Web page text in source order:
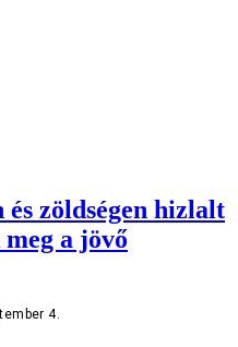
zöldségen hizlalt
a jövő
4.